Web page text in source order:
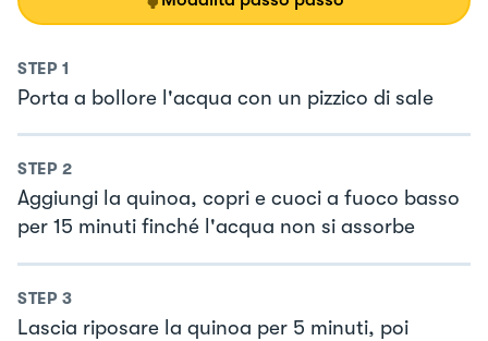
STEP 1
Porta a bollore l'acqua con un pizzico di sale
STEP 2
Aggiungi la quinoa, copri e cuoci a fuoco basso
per 15 minuti finché l'acqua non si assorbe
STEP 3
Lascia riposare la quinoa per 5 minuti, poi